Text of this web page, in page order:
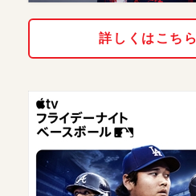
詳しくはこちら